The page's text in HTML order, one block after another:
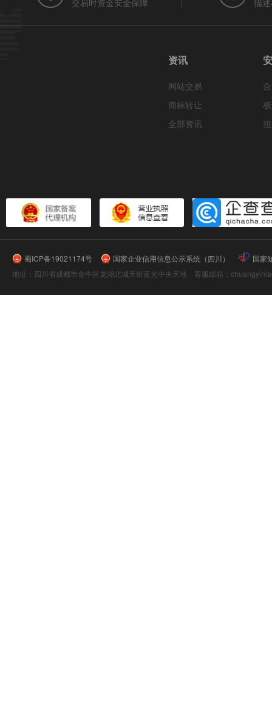
交易时资金安全保障 描
资讯
网站交易
商标转让
全部资讯
蜀ICP备19021174号 国家企业信用信息公示系统（四川）
国家
地址：四川省成都市金牛区龙湖北城天街蓝光中央天地 客服邮箱：